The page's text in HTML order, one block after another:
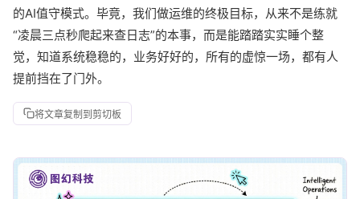
的AI值守模式。毕竟，我们做运维的终极目标，从来不是练就
“凌晨三点秒爬起来查日志”的本事，而是能踏踏实实睡个整
觉，知道系统稳稳的，业务好好的，所有的虚惊一场，都有人
提前挡在了门外。
将文章复制到剪切板